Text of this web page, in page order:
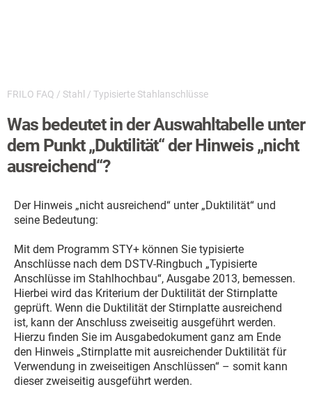
FRILO FAQ / Stahl / Typisierte Stahlanschlüsse
Was bedeutet in der Auswahltabelle unter
dem Punkt „Duktilität“ der Hinweis „nicht
ausreichend“?
Der Hinweis „nicht ausreichend“ unter „Duktilität“ und
seine Bedeutung:
Mit dem Programm STY+ können Sie typisierte
Anschlüsse nach dem DSTV-Ringbuch „Typisierte
Anschlüsse im Stahlhochbau“, Ausgabe 2013, bemessen.
Hierbei wird das Kriterium der Duktilität der Stirnplatte
geprüft. Wenn die Duktilität der Stirnplatte ausreichend
ist, kann der Anschluss zweiseitig ausgeführt werden.
Hierzu finden Sie im Ausgabedokument ganz am Ende
den Hinweis „Stirnplatte mit ausreichender Duktilität für
Verwendung in zweiseitigen Anschlüssen“ – somit kann
dieser zweiseitig ausgeführt werden.